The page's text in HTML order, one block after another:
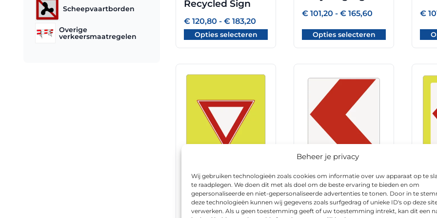
Beheer je privacy
Wij gebruiken technologieën zoals cookies om informatie over uw apparaat op te
te raadplegen. We doen dit met als doel om de beste ervaring te bieden en om
gepersonaliseerde en niet-gepersonaliseerde advertenties te tonen. Door in te
deze technologieën kunnen wij gegevens zoals surfgedrag of unieke ID's op deze
verwerken. Als u geen toestemming geeft of uw toestemming intrekt, kan dit een
Scheepvaartborden
Overige
verkeersmaatregelen
Recycled Sign
€ 120,80 - € 183,20
€ 120,80
tot
€ 183,20
Opties selecteren
de
€101,20 - €165,60Prijsklasse:
tot
€ 165,60
Opties selecteren
productpagina
€
RVV model B06f
klasse III DOR
248,00 - €330,40Prijsklasse:
Dit
heeft
meerdere
variaties.
worden
op
de
productpagina
RVV model BB12l
klasse III DOR
€63,20 - €165,60Prijsklasse:
€ 63,20
tot
Dit
meerdere
variaties.
kan
gekozen
worden
op
de
productpagina
€